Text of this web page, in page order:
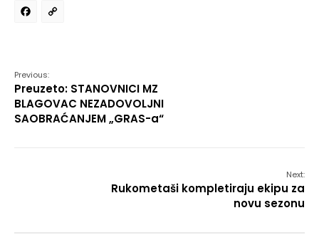
Facebook
Previous:
Preuzeto: STANOVNICI MZ
BLAGOVAC NEZADOVOLJNI
SAOBRAĆANJEM „GRAS-a“
Next:
Rukometaši kompletiraju ekipu za
novu sezonu